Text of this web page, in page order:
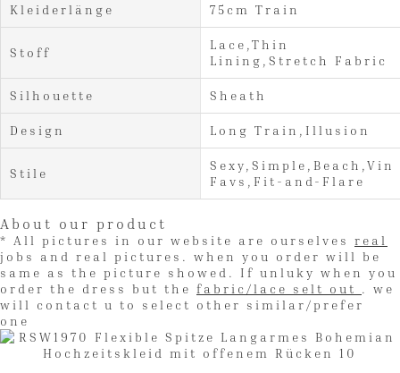
Kleiderlänge 75cm Train
Stoff
Lace,Thin
Lining,Stretch Fabric
Silhouette Sheath
Design Long Train,Illusion
Stile
Favs,Fit-and-Flare
About our product
* All pictures in our website are ourselves real
jobs and real pictures. when you order will be
same as the picture showed. If unluky when you
order the dress but the fabric/lace selt out . we
will contact u to select other similar/prefer
one